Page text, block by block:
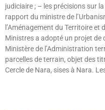
judiciaire ; – les précisions sur
rapport du ministre de
l’Aménagement du Territoire et
Ministres a adopté un projet
Ministère de l’Administration
parcelles de terrain, objet des
Cercle de Nara, sises à Nara.